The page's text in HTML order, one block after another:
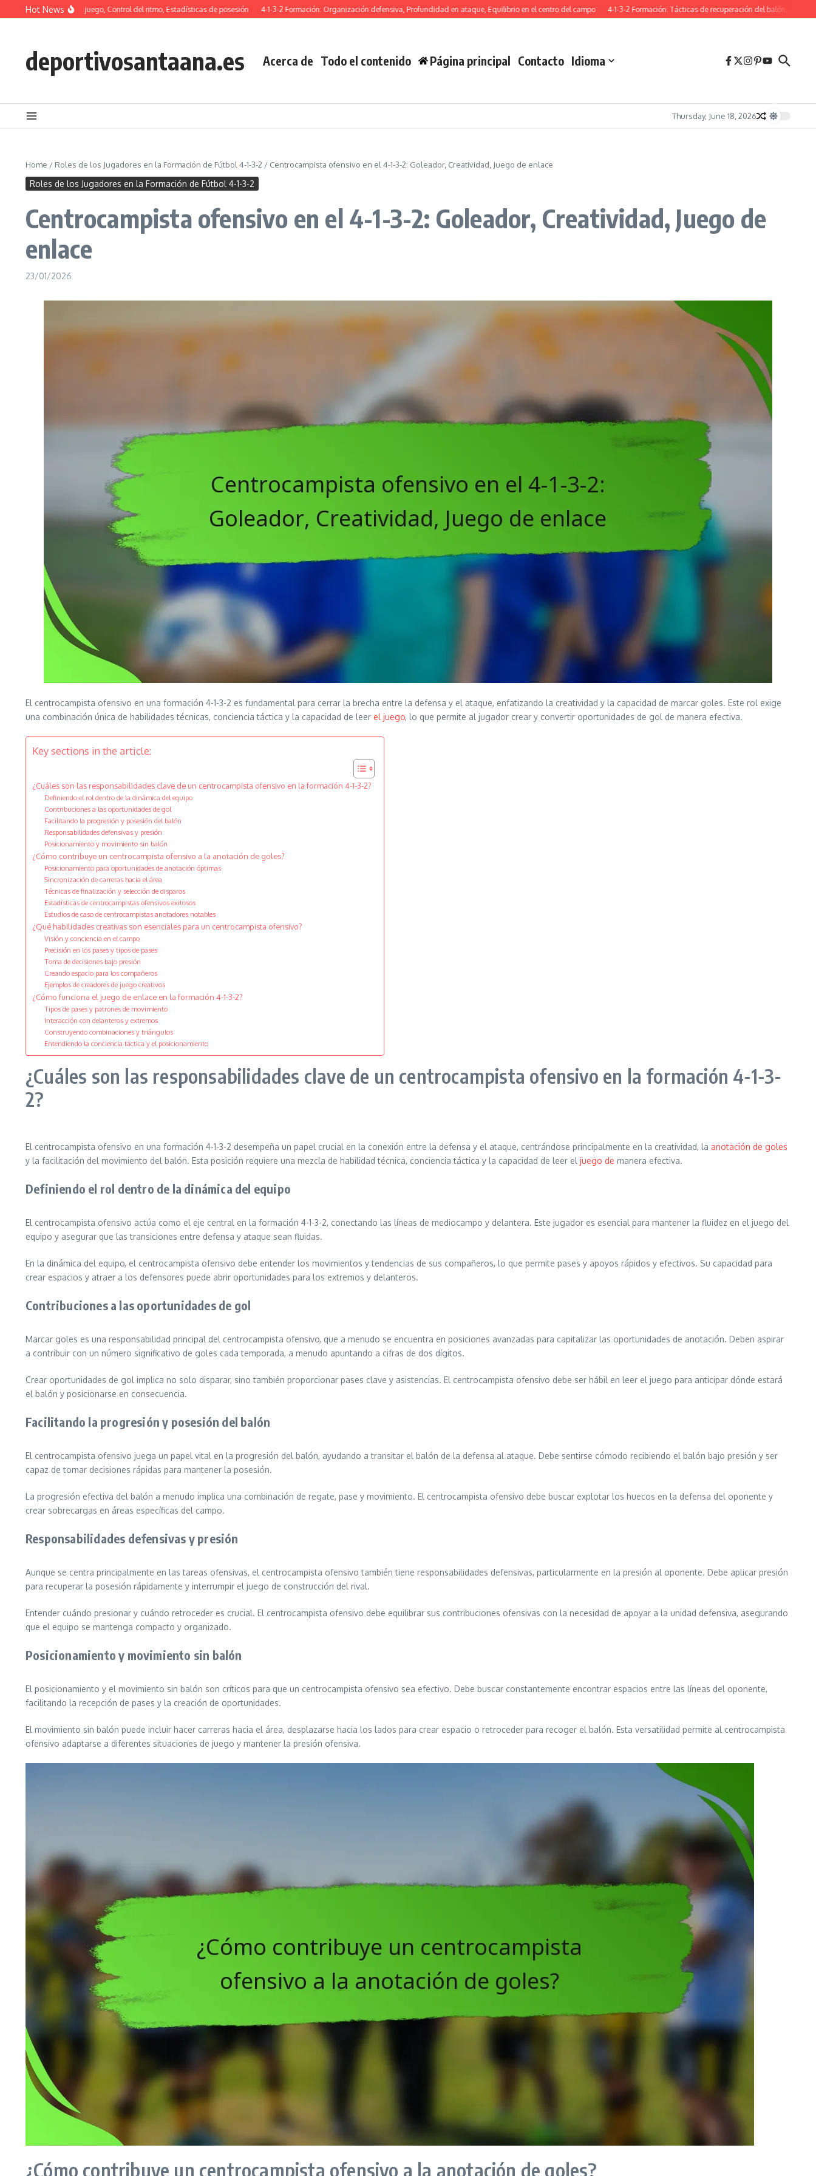
Skip to content
Hot News
Tempo del juego, Control del ritmo, Estadísticas de posesión 4-1-3-2 Formación: Organización defensiva, Profundidad en ataque, Equilibrio en el centro del campo 4-1-3-2 Formación: Tácticas de recuperación del balón, Ajustes de
deportivosantaana.es Acerca de Todo el contenido Página principal Contacto Idioma
Thursday, June 18, 2026
Home / Roles de los Jugadores en la Formación de Fútbol 4-1-3-2 / Centrocampista ofensivo en el 4-1-3-2: Goleador, Creatividad, Juego de enlace
Roles de los Jugadores en la Formación de Fútbol 4-1-3-2
Centrocampista ofensivo en el 4-1-3-2: Goleador, Creatividad, Juego de
enlace
23/01/2026
El centrocampista ofensivo en una formación 4-1-3-2 es fundamental para cerrar la brecha entre la defensa y el ataque, enfatizando la creatividad y la capacidad de marcar goles. Este rol exige
una combinación única de habilidades técnicas, conciencia táctica y la capacidad de leer el juego, lo que permite al jugador crear y convertir oportunidades de gol de manera efectiva.
Key sections in the article:
¿Cuáles son las responsabilidades clave de un centrocampista ofensivo en la formación 4-1-3-2?
Definiendo el rol dentro de la dinámica del equipo
Contribuciones a las oportunidades de gol
Facilitando la progresión y posesión del balón
Responsabilidades defensivas y presión
Posicionamiento y movimiento sin balón
¿Cómo contribuye un centrocampista ofensivo a la anotación de goles?
Posicionamiento para oportunidades de anotación óptimas
Sincronización de carreras hacia el área
Técnicas de finalización y selección de disparos
Estadísticas de centrocampistas ofensivos exitosos
Estudios de caso de centrocampistas anotadores notables
¿Qué habilidades creativas son esenciales para un centrocampista ofensivo?
Visión y conciencia en el campo
Precisión en los pases y tipos de pases
Toma de decisiones bajo presión
Creando espacio para los compañeros
Ejemplos de creadores de juego creativos
¿Cómo funciona el juego de enlace en la formación 4-1-3-2?
Tipos de pases y patrones de movimiento
Interacción con delanteros y extremos
Construyendo combinaciones y triángulos
Entendiendo la conciencia táctica y el posicionamiento
¿Cuáles son las responsabilidades clave de un centrocampista ofensivo en la formación 4-1-3-
2?
El centrocampista ofensivo en una formación 4-1-3-2 desempeña un papel crucial en la conexión entre la defensa y el ataque, centrándose principalmente en la creatividad, la anotación de goles
y la facilitación del movimiento del balón. Esta posición requiere una mezcla de habilidad técnica, conciencia táctica y la capacidad de leer el juego de manera efectiva.
Definiendo el rol dentro de la dinámica del equipo
El centrocampista ofensivo actúa como el eje central en la formación 4-1-3-2, conectando las líneas de mediocampo y delantera. Este jugador es esencial para mantener la fluidez en el juego del
equipo y asegurar que las transiciones entre defensa y ataque sean fluidas.
En la dinámica del equipo, el centrocampista ofensivo debe entender los movimientos y tendencias de sus compañeros, lo que permite pases y apoyos rápidos y efectivos. Su capacidad para
crear espacios y atraer a los defensores puede abrir oportunidades para los extremos y delanteros.
Contribuciones a las oportunidades de gol
Marcar goles es una responsabilidad principal del centrocampista ofensivo, que a menudo se encuentra en posiciones avanzadas para capitalizar las oportunidades de anotación. Deben aspirar
a contribuir con un número significativo de goles cada temporada, a menudo apuntando a cifras de dos dígitos.
Crear oportunidades de gol implica no solo disparar, sino también proporcionar pases clave y asistencias. El centrocampista ofensivo debe ser hábil en leer el juego para anticipar dónde estará
el balón y posicionarse en consecuencia.
Facilitando la progresión y posesión del balón
El centrocampista ofensivo juega un papel vital en la progresión del balón, ayudando a transitar el balón de la defensa al ataque. Debe sentirse cómodo recibiendo el balón bajo presión y ser
capaz de tomar decisiones rápidas para mantener la posesión.
La progresión efectiva del balón a menudo implica una combinación de regate, pase y movimiento. El centrocampista ofensivo debe buscar explotar los huecos en la defensa del oponente y
crear sobrecargas en áreas específicas del campo.
Responsabilidades defensivas y presión
Aunque se centra principalmente en las tareas ofensivas, el centrocampista ofensivo también tiene responsabilidades defensivas, particularmente en la presión al oponente. Debe aplicar presión
para recuperar la posesión rápidamente y interrumpir el juego de construcción del rival.
Entender cuándo presionar y cuándo retroceder es crucial. El centrocampista ofensivo debe equilibrar sus contribuciones ofensivas con la necesidad de apoyar a la unidad defensiva, asegurando
que el equipo se mantenga compacto y organizado.
Posicionamiento y movimiento sin balón
El posicionamiento y el movimiento sin balón son críticos para que un centrocampista ofensivo sea efectivo. Debe buscar constantemente encontrar espacios entre las líneas del oponente,
facilitando la recepción de pases y la creación de oportunidades.
El movimiento sin balón puede incluir hacer carreras hacia el área, desplazarse hacia los lados para crear espacio o retroceder para recoger el balón. Esta versatilidad permite al centrocampista
ofensivo adaptarse a diferentes situaciones de juego y mantener la presión ofensiva.
¿Cómo contribuye un centrocampista ofensivo a la anotación de goles?